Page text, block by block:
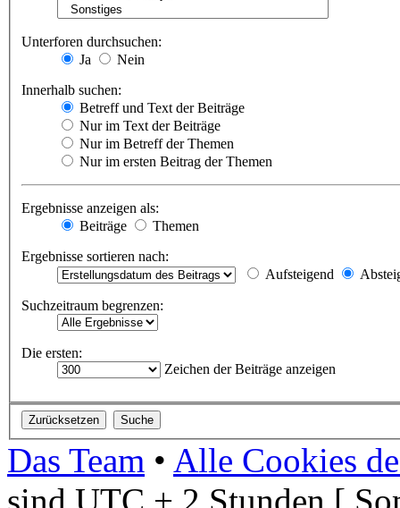
Unterforen durchsuchen:
Ja
Nein
Innerhalb suchen:
Betreff und Text der Beiträge
Nur im Text der Beiträge
Nur im Betreff der Themen
Nur im ersten Beitrag der Themen
Ergebnisse anzeigen als:
Beiträge
Themen
Ergebnisse sortieren nach:
Aufsteigend
Suchzeitraum begrenzen:
Die ersten:
Zeichen der Beiträge anzeigen
Das Team • Alle Cookies
sind UTC + 2 Stunden [